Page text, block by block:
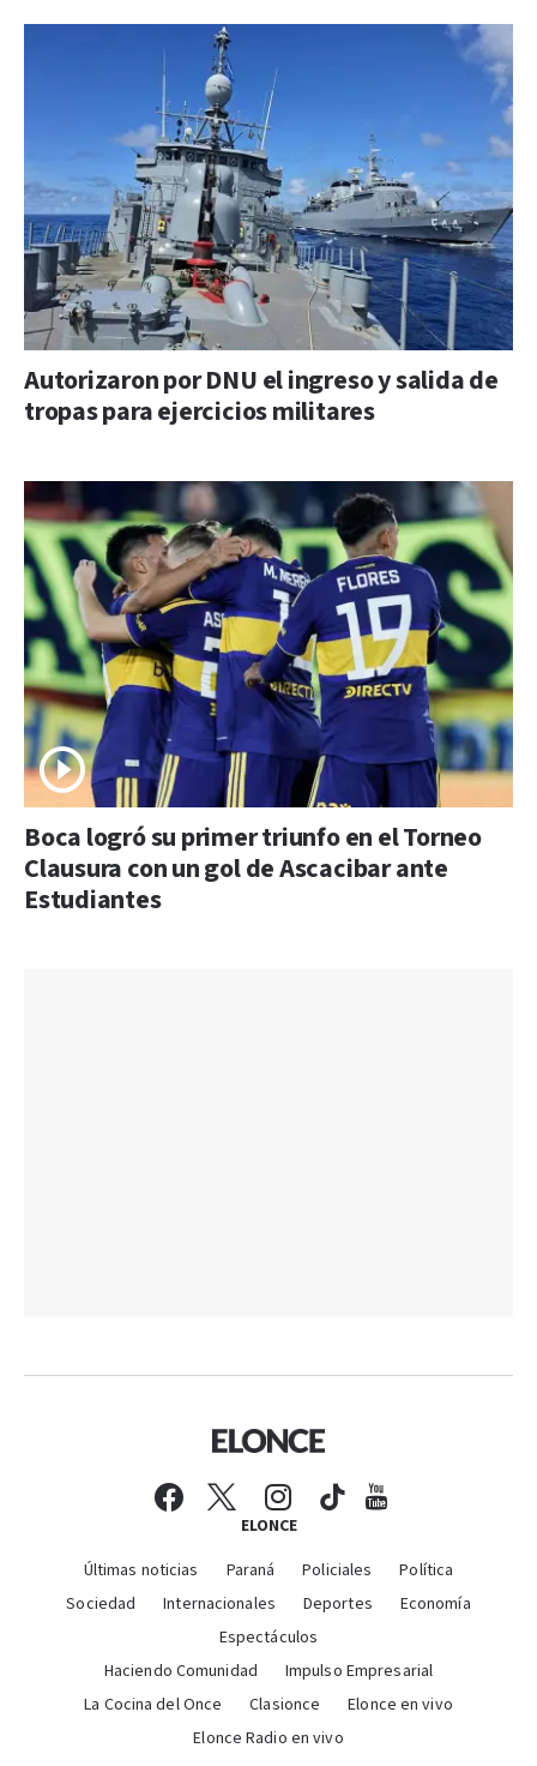
Autorizaron por DNU el ingreso y salida de
tropas para ejercicios militares
Boca logró su primer triunfo en el Torneo
Clausura con un gol de Ascacibar ante
Estudiantes
ELONCE
Últimas noticias Paraná Policiales
Política
Sociedad
Internacionales Deportes
Economía
Espectáculos
Haciendo Comunidad
Impulso Empresarial
La Cocina del Once
Clasionce
Elonce en vivo
Elonce Radio en vivo